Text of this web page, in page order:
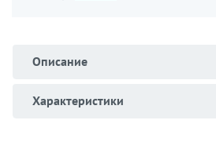
Описание
Характеристики